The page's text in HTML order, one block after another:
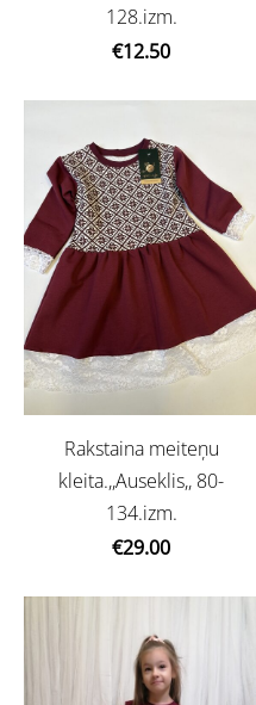
128.izm.
€12.50
Rakstaina meiteņu
kleita.,,Auseklis,, 80-
134.izm.
€29.00